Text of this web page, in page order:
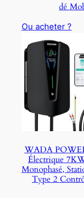
dé
Ou acheter ?
WADA
Électrique
Monophasé,
Type 2